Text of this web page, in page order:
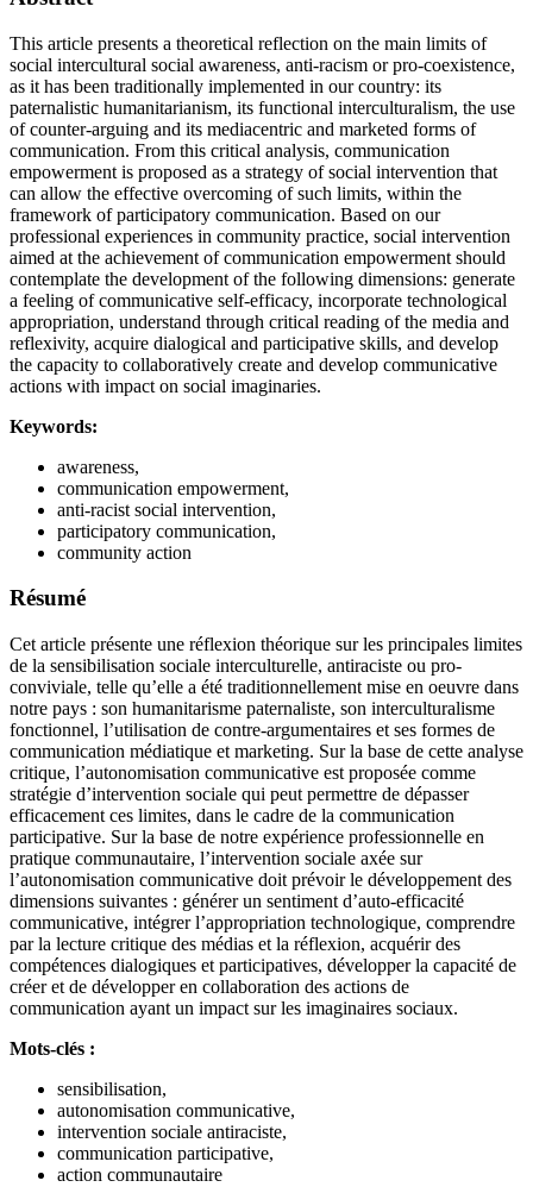
This article presents a theoretical reflection on the main limits of
social intercultural social awareness, anti-racism or pro-coexistence,
as it has been traditionally implemented in our country: its
paternalistic humanitarianism, its functional interculturalism, the use
of counter-arguing and its mediacentric and marketed forms of
communication. From this critical analysis, communication
empowerment is proposed as a strategy of social intervention that
can allow the effective overcoming of such limits, within the
framework of participatory communication. Based on our
professional experiences in community practice, social intervention
aimed at the achievement of communication empowerment should
contemplate the development of the following dimensions: generate
a feeling of communicative self-efficacy, incorporate technological
appropriation, understand through critical reading of the media and
reflexivity, acquire dialogical and participative skills, and develop
the capacity to collaboratively create and develop communicative
actions with impact on social imaginaries.
Keywords:
awareness,
communication empowerment,
anti-racist social intervention,
participatory communication,
community action
Résumé
Cet article présente une réflexion théorique sur les principales limites
de la sensibilisation sociale interculturelle, antiraciste ou pro-
conviviale, telle qu’elle a été traditionnellement mise en oeuvre dans
notre pays : son humanitarisme paternaliste, son interculturalisme
fonctionnel, l’utilisation de contre-argumentaires et ses formes de
communication médiatique et marketing. Sur la base de cette analyse
critique, l’autonomisation communicative est proposée comme
stratégie d’intervention sociale qui peut permettre de dépasser
efficacement ces limites, dans le cadre de la communication
participative. Sur la base de notre expérience professionnelle en
pratique communautaire, l’intervention sociale axée sur
l’autonomisation communicative doit prévoir le développement des
dimensions suivantes : générer un sentiment d’auto-efficacité
communicative, intégrer l’appropriation technologique, comprendre
par la lecture critique des médias et la réflexion, acquérir des
compétences dialogiques et participatives, développer la capacité de
créer et de développer en collaboration des actions de
communication ayant un impact sur les imaginaires sociaux.
Mots-clés :
sensibilisation,
autonomisation communicative,
intervention sociale antiraciste,
communication participative,
action communautaire